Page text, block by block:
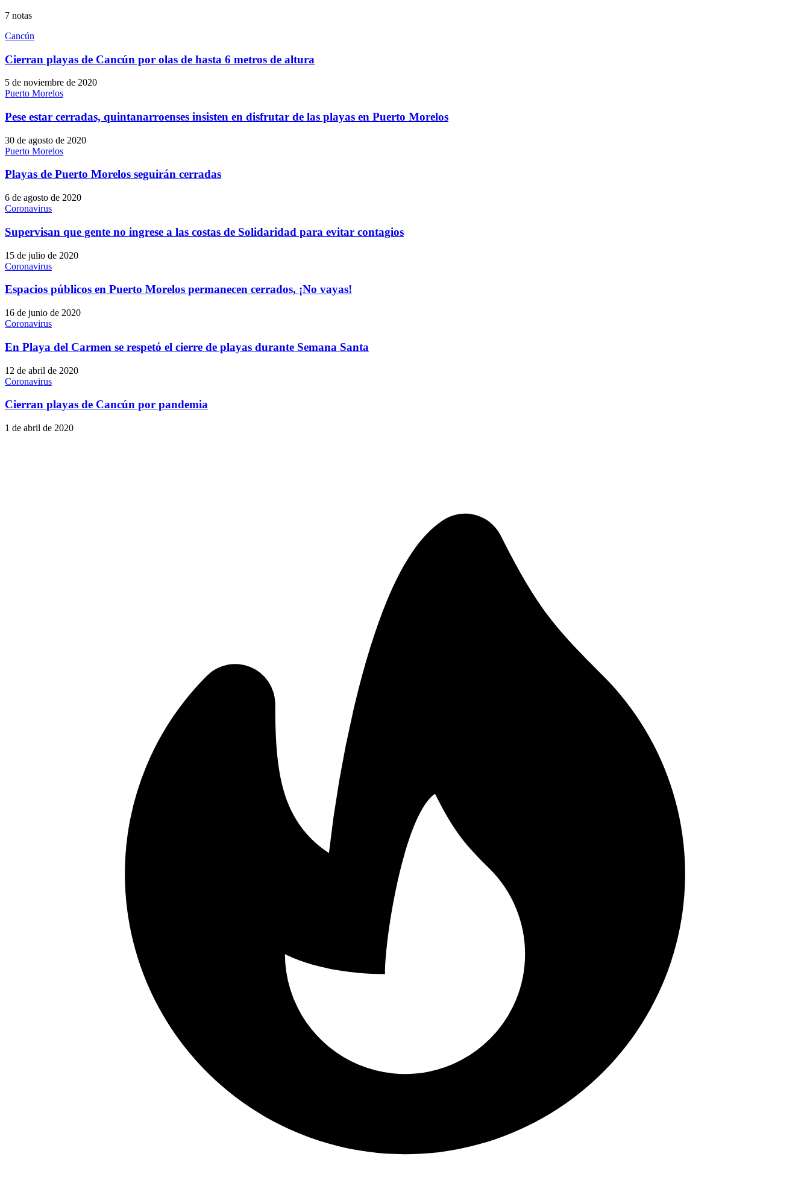
7 notas
Cancún
Cierran playas de Cancún por olas de hasta 6 metros de altura
5 de noviembre de 2020
Puerto Morelos
Pese estar cerradas, quintanarroenses insisten en disfrutar de las playas en Puerto Morelos
30 de agosto de 2020
Puerto Morelos
Playas de Puerto Morelos seguirán cerradas
6 de agosto de 2020
Coronavirus
Supervisan que gente no ingrese a las costas de Solidaridad para evitar contagios
15 de julio de 2020
Coronavirus
Espacios públicos en Puerto Morelos permanecen cerrados, ¡No vayas!
16 de junio de 2020
Coronavirus
En Playa del Carmen se respetó el cierre de playas durante Semana Santa
12 de abril de 2020
Coronavirus
Cierran playas de Cancún por pandemia
1 de abril de 2020